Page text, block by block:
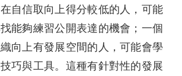
自信取向上得分較低的人，可能
能夠練習公開表達的機會；一個
向上有發展空間的人，可能會學
巧與工具。這種有針對性的發展